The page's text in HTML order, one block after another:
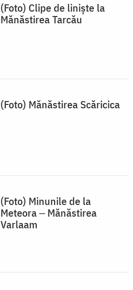
(Foto) Clipe de liniște la
Mănăstirea Tarcău
(Foto) Mănăstirea Scăricica
(Foto) Minunile de la
Meteora ‒ Mănăstirea
Varlaam